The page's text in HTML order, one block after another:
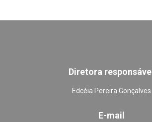
Diretora responsável
Edcéia Pereira Gonçalves
E-mail